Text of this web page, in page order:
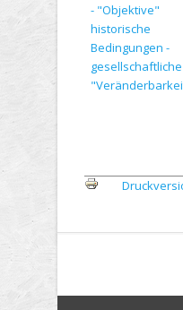
- "Objektive"
historische
Bedingungen -
gesellschaftliche